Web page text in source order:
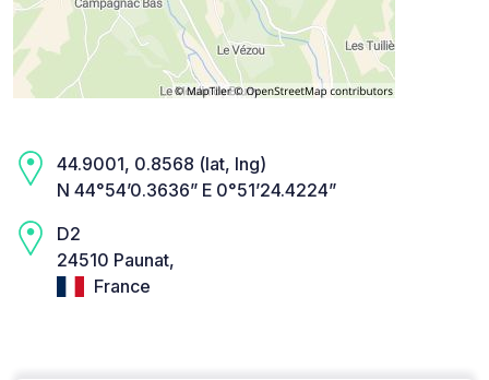
44.9001, 0.8568 (lat, lng)
N 44°54’0.3636” E 0°51’24.4224”
D2
24510 Paunat,
France